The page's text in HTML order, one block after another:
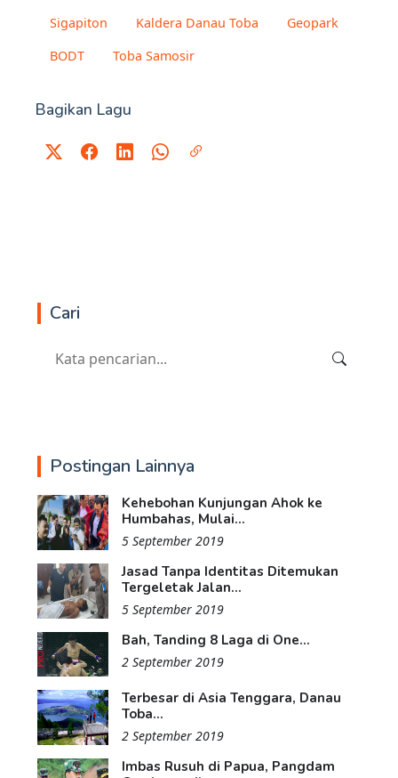
Sigapiton Kaldera Danau Toba
Geopark
BODT
Toba Samosir
Bagikan Lagu
Cari
Postingan Lainnya
Kehebohan Kunjungan Ahok ke
Humbahas, Mulai...
5 September 2019
Jasad Tanpa Identitas Ditemukan
Tergeletak Jalan...
5 September 2019
Bah, Tanding 8 Laga di One...
2 September 2019
Terbesar di Asia Tenggara, Danau
Toba...
2 September 2019
Imbas Rusuh di Papua, Pangdam